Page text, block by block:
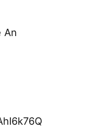
An